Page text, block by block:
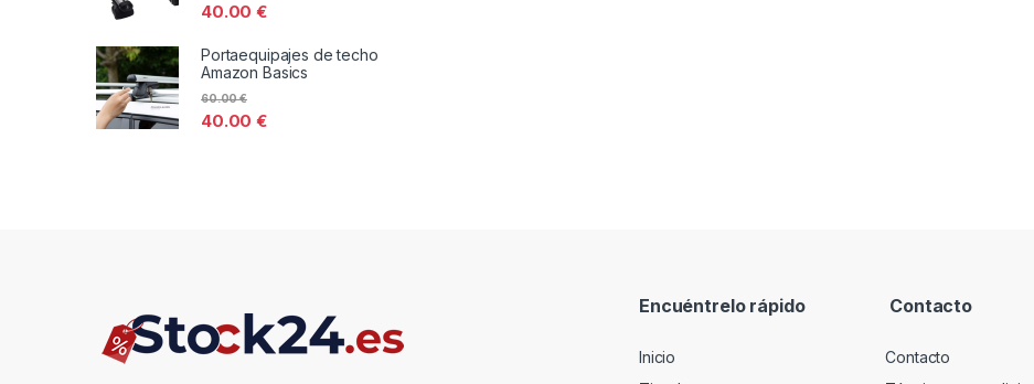
40.00€
Portaequipajes de techo
Amazon Basics
40.00€
60.00€
Encuéntrelo rápido
Inicio
Contacto
Contacto